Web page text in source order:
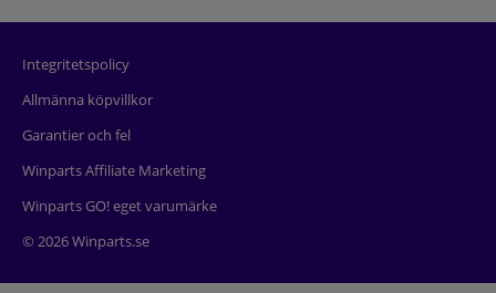
Integritetspolicy
Allmänna köpvillkor
Garantier och fel
Winparts Affiliate Marketing
Winparts GO! eget varumärke
© 2026 Winparts.se